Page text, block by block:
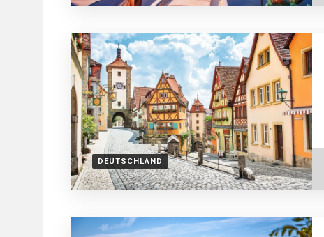
DEUTSCHLAND